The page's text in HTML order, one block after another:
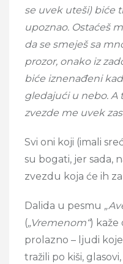
se uvek uteši) biće
upoznao. Ostaćeš
da se smeješ sa
prozor, onako iz
biće iznenađeni
gledajući u nebo. A
zvezde me uvek
Svi oni koji (imali
su bogati, jer sada,
zvezdu koja će ih
Dalida u pesmu
(„Vremenom“) kaže
prolazno – ljudi
tražili po kiši,